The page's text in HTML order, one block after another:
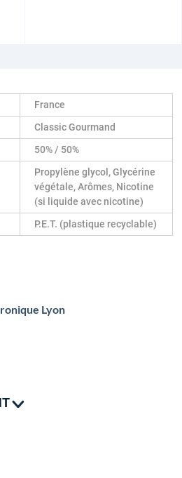
France
Classic Gourmand
50% / 50%
Propylène glycol, Glycérine
végétale, Arômes, Nicotine
(si liquide avec nicotine)
P.E.T. (plastique recyclable)
Lyon